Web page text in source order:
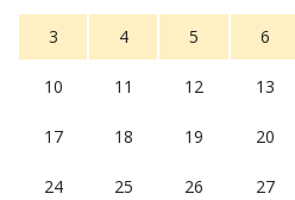
3 4 5 6
10 11 12 13
17 18 19 20
24 25 26 27